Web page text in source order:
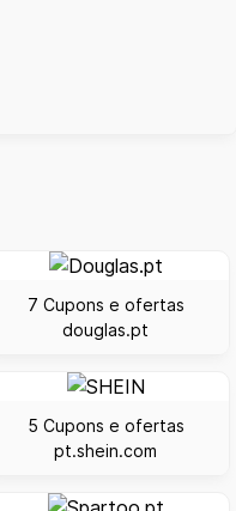
7 Cupons e ofertas
douglas.pt
5 Cupons e ofertas
pt.shein.com